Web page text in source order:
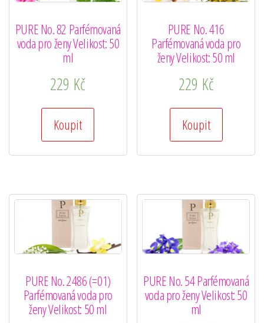
PURE No. 82 Parfémovaná
voda pro ženy Velikost: 50
ml
229 Kč
Koupit
PURE No. 416
Parfémovaná voda pro
ženy Velikost: 50 ml
229 Kč
Koupit
PURE No. 2486 (=01)
Parfémovaná voda pro
ženy Velikost: 50 ml
PURE No. 54 Parfémovaná
voda pro ženy Velikost: 50
ml